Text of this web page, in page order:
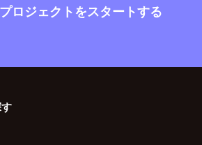
ロジェクトをスタートする